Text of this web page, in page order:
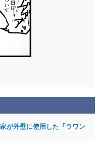
が外壁に使用した「ラワン